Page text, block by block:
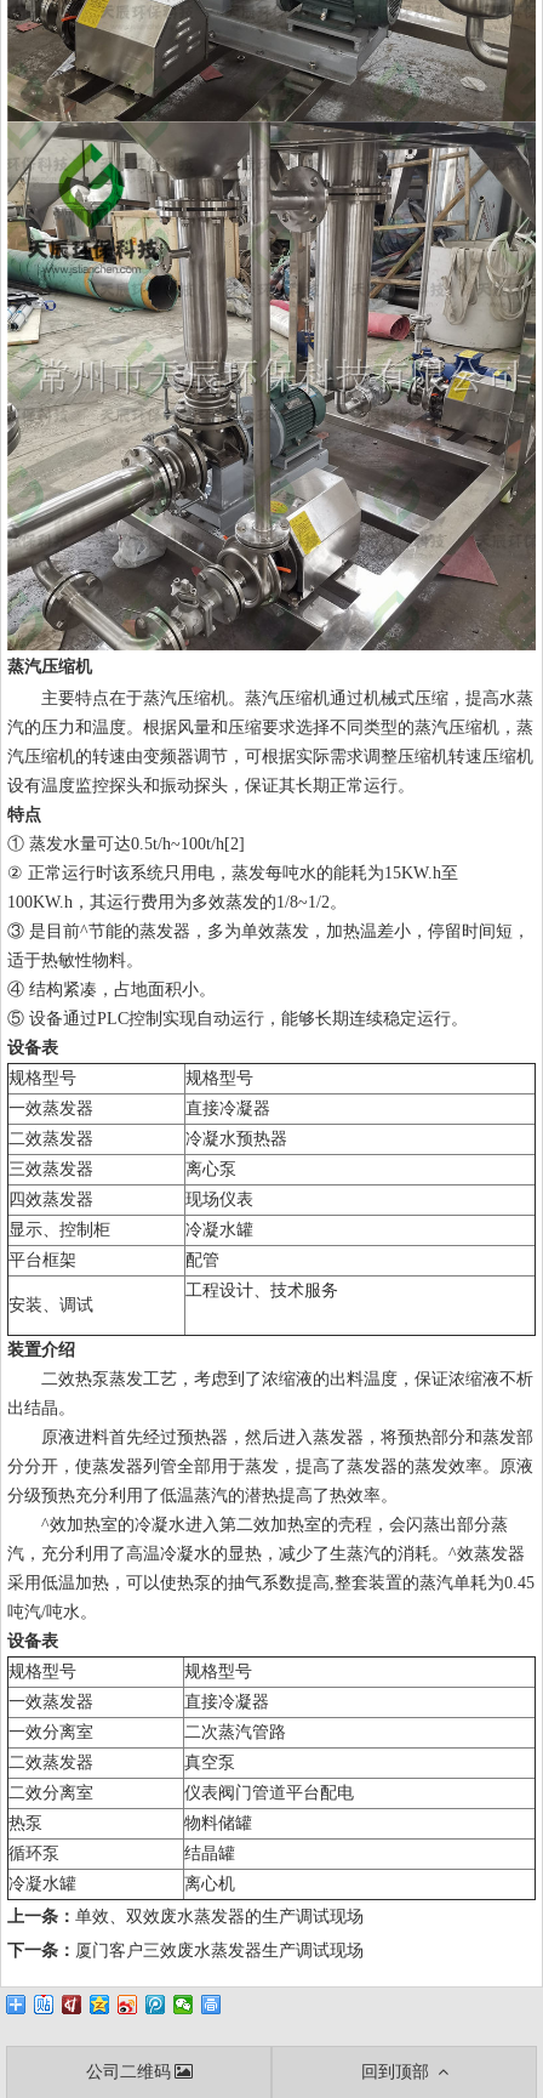
蒸汽压缩机
主要特点在于蒸汽压缩机。蒸汽压缩机通过机械式压缩，提高水蒸
汽的压力和温度。根据风量和压缩要求选择不同类型的蒸汽压缩机，蒸
汽压缩机的转速由变频器调节，可根据实际需求调整压缩机转速压缩机
设有温度监控探头和振动探头，保证其长期正常运行。
特点
① 蒸发水量可达0.5t/h~100t/h[2]
② 正常运行时该系统只用电，蒸发每吨水的能耗为15KW.h至
100KW.h，其运行费用为多效蒸发的1/8~1/2。
③ 是目前^节能的蒸发器，多为单效蒸发，加热温差小，停留时间短，
适于热敏性物料。
④ 结构紧凑，占地面积小。
⑤ 设备通过PLC控制实现自动运行，能够长期连续稳定运行。
设备表
规格型号
规格型号
一效蒸发器
直接冷凝器
二效蒸发器
冷凝水预热器
三效蒸发器
离心泵
四效蒸发器
现场仪表
显示、控制柜
冷凝水罐
平台框架
配管
安装、调试
工程设计、技术服务
装置介绍
二效热泵蒸发工艺，考虑到了浓缩液的出料温度，保证浓缩液不析
出结晶。
原液进料首先经过预热器，然后进入蒸发器，将预热部分和蒸发部
分分开，使蒸发器列管全部用于蒸发，提高了蒸发器的蒸发效率。原液
分级预热充分利用了低温蒸汽的潜热提高了热效率。
^效加热室的冷凝水进入第二效加热室的壳程，会闪蒸出部分蒸
汽，充分利用了高温冷凝水的显热，减少了生蒸汽的消耗。^效蒸发器
采用低温加热，可以使热泵的抽气系数提高,整套装置的蒸汽单耗为0.45
吨汽/吨水。
设备表
规格型号
规格型号
一效蒸发器
直接冷凝器
一效分离室
二次蒸汽管路
二效蒸发器
真空泵
二效分离室
仪表阀门管道平台配电
热泵
物料储罐
循环泵
结晶罐
冷凝水罐
离心机
上一条： 单效、双效废水蒸发器的生产调试现场
下一条： 厦门客户三效废水蒸发器生产调试现场
公司二维码 回到顶部